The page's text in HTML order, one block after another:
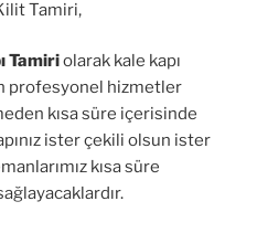
Tamiri,
Tamiriolarak kale kapı
profesyonel hizmetler
kısa süre içerisinde
ister çekili olsun ister
kısa süre